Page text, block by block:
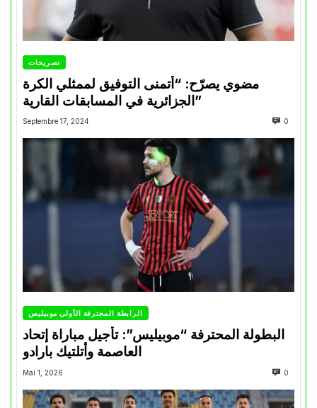
تصريحات
مضوي يصرّح: “أتمنى التوفيق لممثلي الكرة
الجزائرية في المسابقات القارية”
Septembre 17, 2024 0
الرابطة المحترفة الأولى موبيليس
البطولة المحترفة “موبيليس”: تأجيل مباراة إتحاد
العاصمة وأتلتيك بارادو
Mai 1, 2026 0